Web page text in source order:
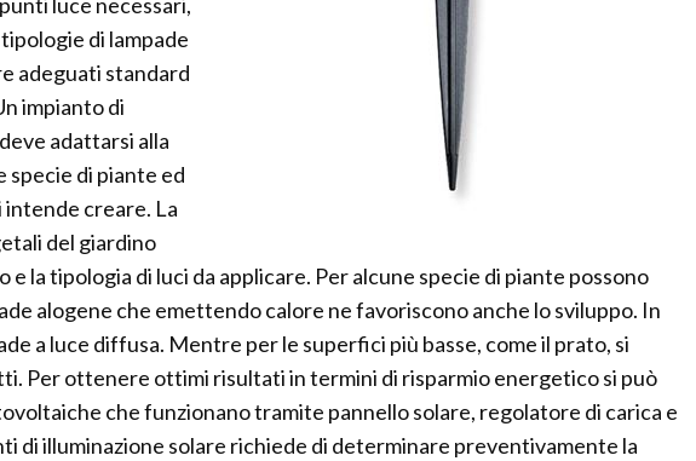
di lampade
adeguati standard
impianto di
adattarsi alla
specie di piante ed
creare. La
del giardino
la tipologia di luci da applicare. Per alcune specie di piante possono
alogene che emettendo calore ne favoriscono anche lo sviluppo. In
a luce diffusa. Mentre per le superfici più basse, come il prato, si
Per ottenere ottimi risultati in termini di risparmio energetico si può
che funzionano tramite pannello solare, regolatore di carica e
di illuminazione solare richiede di determinare preventivamente la